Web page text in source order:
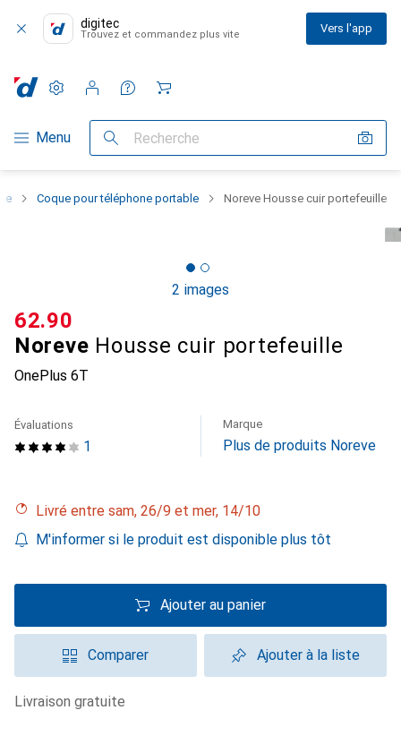
digitec
Trouvez et commandez plus vite Vers l'app
Navigation par catégorie
Menu Recherche
Paramètres
Compte client
Listes de comparaison
Listes d'envies
Panier
Coque pour téléphone portable Noreve Housse cuir portefeuille
2 images
Noreve Housse cuir portefeuille
OnePlus 6T
CHF
62.90
1
Évaluations Marque
Plus de produits Noreve
Livré entre sam, 26/9 et mer, 14/10
M'informer si le produit est disponible plus tôt
Ajouter au panier
Comparer Ajouter à la liste
livraison gratuite